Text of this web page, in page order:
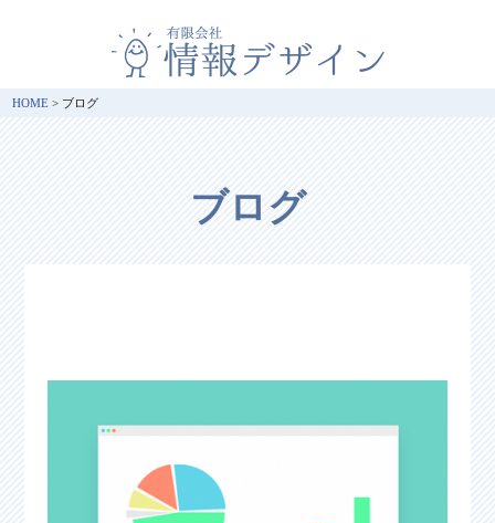
HOME > ブログ
ブログ